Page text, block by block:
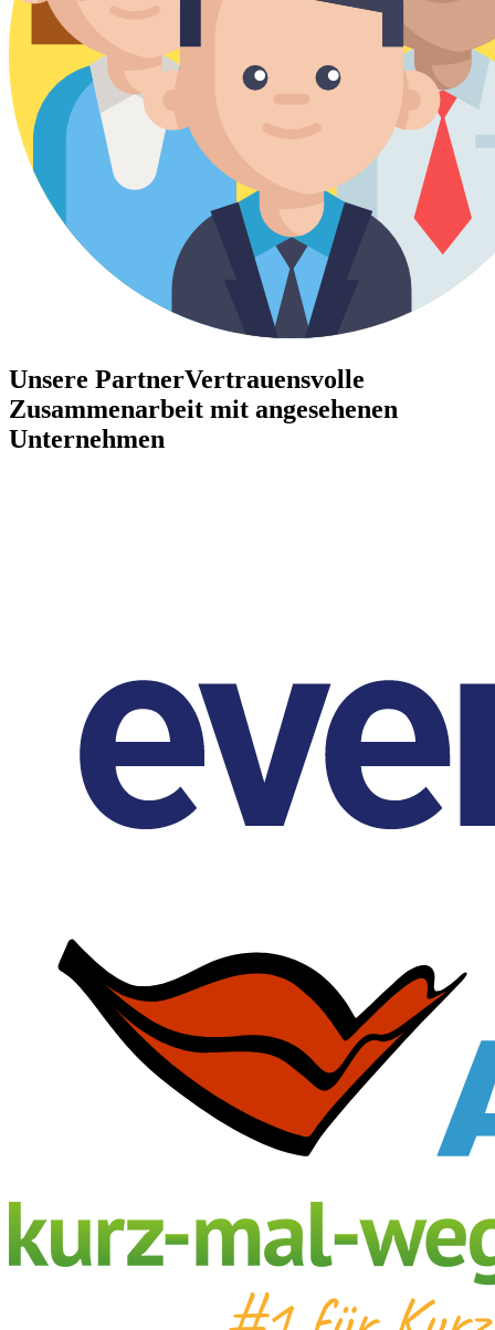
Unsere PartnerVertrauensvolle
Zusammenarbeit mit angesehenen
Unternehmen